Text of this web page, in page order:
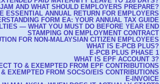
AND WHAT SHOULD EMPLOYERS PREPARE?
ESSENTIAL ANNUAL RETURN FOR EMPLOYERS
FORM EA: YOUR ANNUAL TAX GUIDE
— WHAT YOU MUST DO BEFORE YEAR END
STAMPING ON EMPLOYMENT CONTRACT
FOR NON-MALAYSIAN CITIZEN EMPLOYEES
WHAT IS E-PCB PLUS?
E-PCB PLUS PHASE 1
WHAT IS EPF ACCOUNT 3?
TO & EXEMPTED FROM EPF CONTRIBUTIONS
EXEMPTED FROM SOCSO/EIS CONTRIBUTIONS
E-INVOICE